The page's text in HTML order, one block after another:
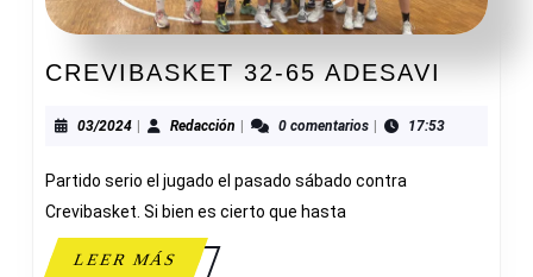
CREVIBASKET 32-65 ADESAVI
65
03/202403/2024Redacción Redacción0 comentarios 17:53
Partido serio el jugado el pasado sábado contra
Crevibasket. Si bien es cierto que hasta
LEER MÁSLEER